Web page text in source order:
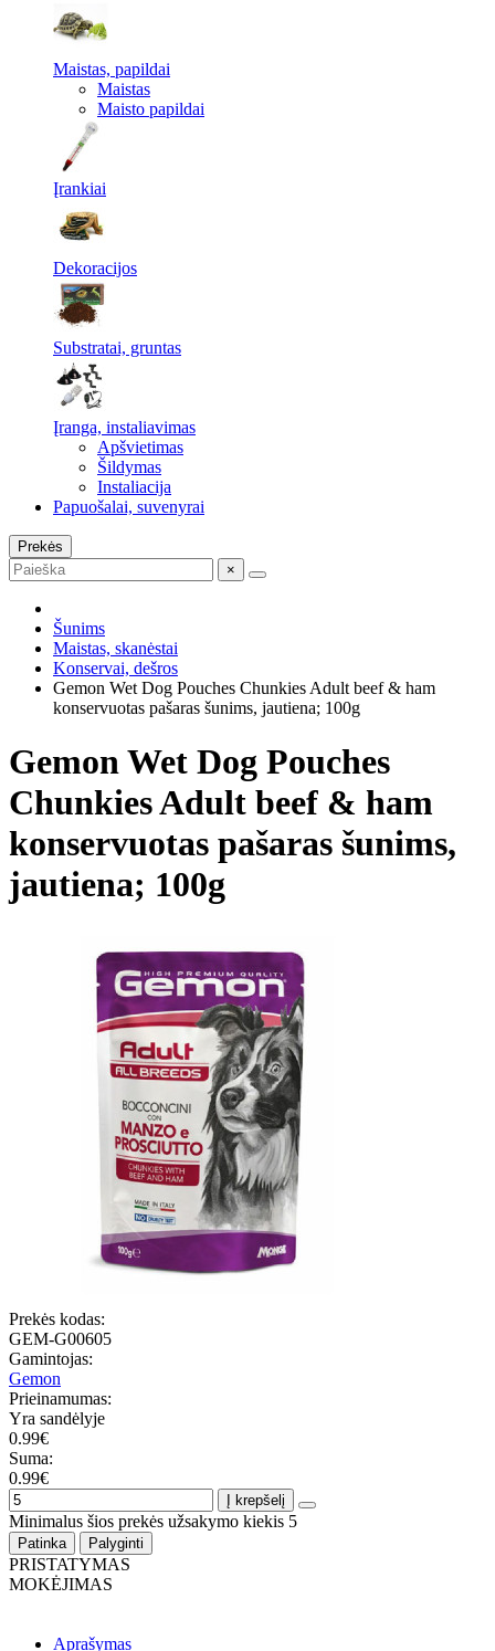
Maistas, papildai
Maistas
Maisto papildai
Įrankiai
Dekoracijos
Substratai, gruntas
Įranga, instaliavimas
Apšvietimas
Šildymas
Instaliacija
Papuošalai, suvenyrai
Prekės
×
Šunims
Maistas, skanėstai
Konservai, dešros
Gemon Wet Dog Pouches Chunkies Adult beef & ham
konservuotas pašaras šunims, jautiena; 100g
Gemon Wet Dog Pouches
Chunkies Adult beef & ham
konservuotas pašaras šunims,
jautiena; 100g
Prekės kodas:
GEM-G00605
Gamintojas:
Gemon
Prieinamumas:
Yra sandėlyje
0.99€
Suma:
0.99€
Į krepšelį
Minimalus šios prekės užsakymo kiekis 5
Patinka Palyginti
PRISTATYMAS
MOKĖJIMAS
Aprašymas